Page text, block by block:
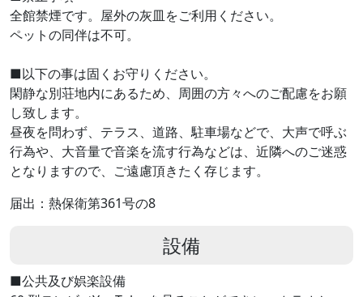
全館禁煙です。屋外の灰皿をご利用ください。
ペットの同伴は不可。
■以下の事は固くお守りください。
閑静な別荘地内にあるため、周囲の方々へのご配慮をお願
し致します。
昼夜を問わず、テラス、道路、駐車場などで、大声で呼ぶ
行為や、大音量で音楽を流す行為などは、近隣へのご迷惑
となりますので、ご遠慮頂きたく存じます。
届出：熱保衛第361号の8
設備
■公共及び娯楽設備